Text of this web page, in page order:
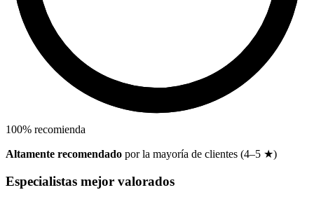
100% recomienda
Altamente recomendado por la mayoría de clientes (4–5 ★)
Especialistas mejor valorados